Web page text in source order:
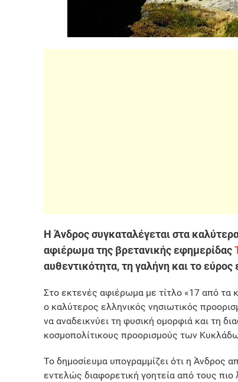
Η Άνδρος συγκαταλέγεται στα
αφιέρωμα της βρετανικής εφημερίδας
αυθεντικότητα, τη γαλήνη και το
Στο εκτενές αφιέρωμα με τίτλο «17 από τα
ο καλύτερος ελληνικός νησιωτικός
να αναδεικνύει τη φυσική ομορφιά και τη
κοσμοπολίτικους προορισμούς των
Το δημοσίευμα υπογραμμίζει ότι η Άνδρος
εντελώς διαφορετική γοητεία από τους